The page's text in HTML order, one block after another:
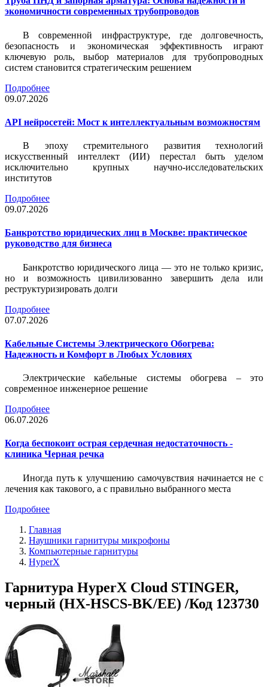
экономичности современных трубопроводов
В современной инфраструктуре, где долговечность,
безопасность и экономическая эффективность играют
ключевую роль, выбор материалов для трубопроводных
систем становится стратегическим решением
Подробнее
09.07.2026
API нейросетей: Мост к интеллектуальным возможностям
В эпоху стремительного развития технологий
искусственный интеллект (ИИ) перестал быть уделом
исключительно крупных научно-исследовательских
институтов
Подробнее
09.07.2026
Банкротство юридических лиц в Москве: практическое
руководство для бизнеса
Банкротство юридического лица — это не только кризис,
но и возможность цивилизованно завершить дела или
реструктуризировать долги
Подробнее
07.07.2026
Кабельные Системы Электрического Обогрева:
Надежность и Комфорт в Любых Условиях
Электрические кабельные системы обогрева – это
современное инженерное решение
Подробнее
06.07.2026
Когда беспокоит острая сердечная недостаточность -
клиника Черная речка
Иногда путь к улучшению самочувствия начинается не с
лечения как такового, а с правильно выбранного места
Подробнее
Главная
Наушники гарнитуры микрофоны
Компьютерные гарнитуры
HyperX
Гарнитура HyperX Cloud STINGER,
черный (HX-HSCS-BK/EE) /Код 123730